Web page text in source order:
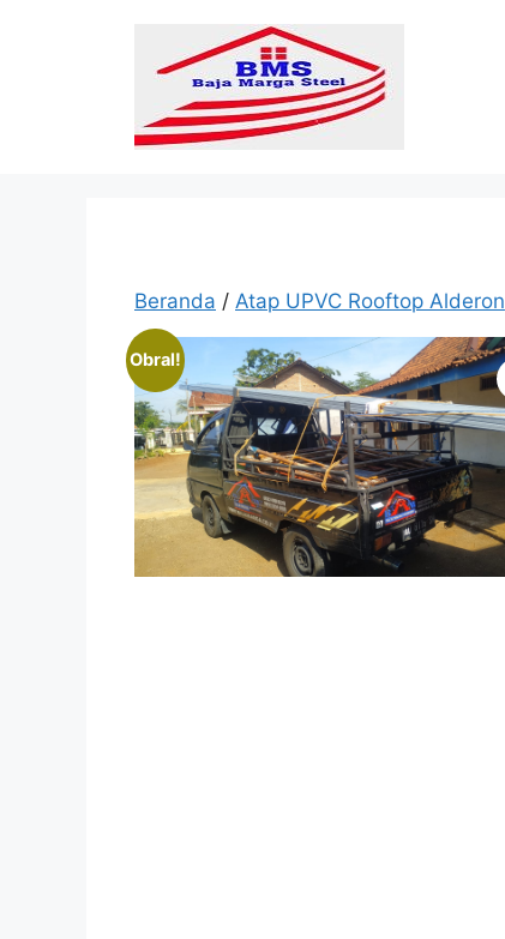
Beranda / Atap UPVC Rooftop Alderon
Obral!